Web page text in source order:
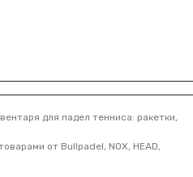
для падел тенниса: ракетки,
от Bullpadel, NOX, HEAD,